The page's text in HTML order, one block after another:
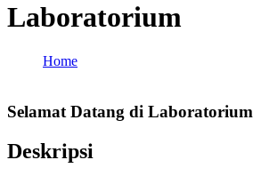
Laboratorium
Home
Selamat Datang di Laboratorium
Deskripsi